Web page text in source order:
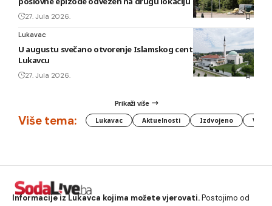
27. Jula 2026.
Lukavac
U augustu svečano otvorenje Islamskog centra i džamije u
Lukavcu
27. Jula 2026.
Prikaži više
Više tema: Lukavac Aktuelnosti Izdvojeno
Informacije iz Lukavca kojima možete vjerovati.Postojimo od